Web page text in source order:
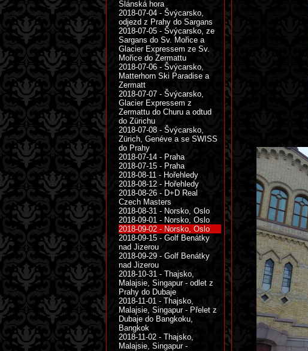
Slánská hora
2018-07-04 - Švýcarsko,
odjezd z Prahy do Sargans
2018-07-05 - Švýcarsko, ze
Sargans do Sv. Mořice a
Glacier Expressem ze Sv.
Mořice do Zermattu
2018-07-06 - Švýcarsko,
Matterhorn Ski Paradise a
Zermatt
2018-07-07 - Švýcarsko,
Glacier Expressem z
Zermattu do Churu a odtud
do Zürichu
2018-07-08 - Švýcarsko,
Zürich, Genéve a se SWISS
do Prahy
2018-07-14 - Praha
2018-07-15 - Praha
2018-08-11 - Hořehledy
2018-08-12 - Hořehledy
2018-08-26 - D+D Real
Czech Masters
2018-08-31 - Norsko, Oslo
2018-09-01 - Norsko, Oslo
2018-09-02 - Norsko, Oslo
2018-09-15 - Golf Benátky
nad Jizerou
2018-09-29 - Golf Benátky
nad Jizerou
2018-10-31 - Thajsko,
Malajsie, Singapur - odlet z
Prahy do Dubaje
2018-11-01 - Thajsko,
Malajsie, Singapur - Přelet z
Dubaje do Bangkoku,
Bangkok
2018-11-02 - Thajsko,
Malajsie, Singapur -